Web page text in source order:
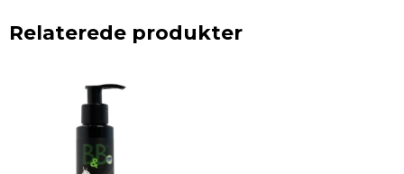
Relaterede produkter